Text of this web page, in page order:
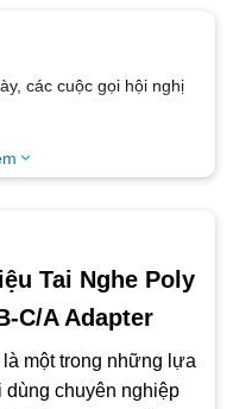
các cuộc gọi hội nghị
người nói chuyện gần
gọi điện
máy tính bảng qua 3,5
micrô khử tiếng ồn cho
Zoom, Skype for
Tai Nghe Poly
C/A Adapter
là một trong những lựa
chuyên nghiệp